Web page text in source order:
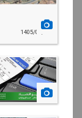
1405/02/19
1405/02/15